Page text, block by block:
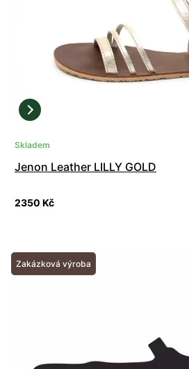
Skladem
Jenon Leather LILLY GOLD
2350 Kč
Zakázková výroba